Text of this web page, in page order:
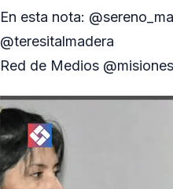
En esta nota:
@teresitalmadera
Red de Medios